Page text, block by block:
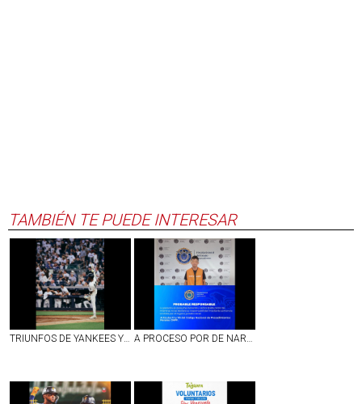
TAMBIÉN TE PUEDE INTERESAR
TRIUNFOS DE YANKEES Y BOSTON EN LA JORNADA DEL LUNES EN LAS GRANDES LIGAS A PROCESO POR DE NARCOMENUDEO SUJETO DETENIDO EN EJIDO DE PEÑUELAS, AGS